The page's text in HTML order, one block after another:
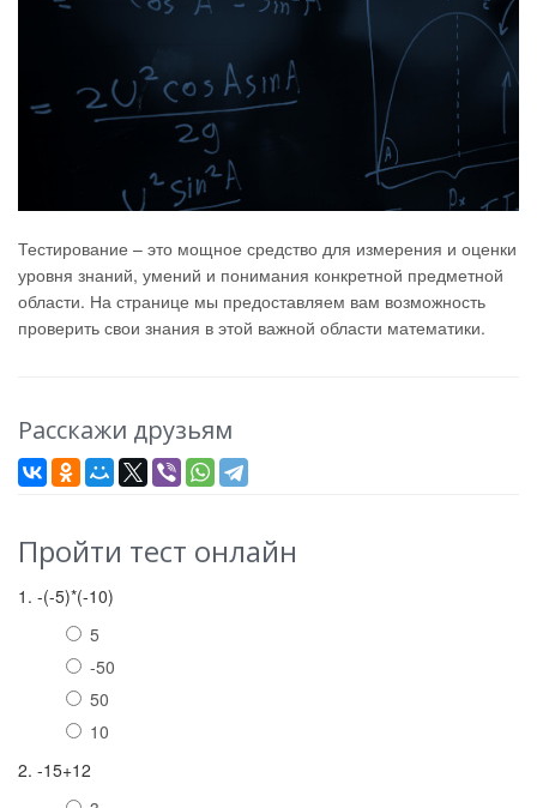
Тестирование – это мощное средство для измерения и оценки
уровня знаний, умений и понимания конкретной предметной
области. На странице мы предоставляем вам возможность
проверить свои знания в этой важной области математики.
Расскажи друзьям
Пройти тест онлайн
1. -(-5)*(-10)
5
-50
50
10
2. -15+12